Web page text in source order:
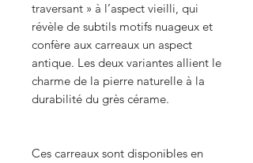
traversant » à l’aspect vieilli, qui
révèle de subtils motifs nuageux et
confère aux carreaux un aspect
antique. Les deux variantes allient le
charme de la pierre naturelle à la
durabilité du grès cérame.
Ces carreaux sont disponibles en